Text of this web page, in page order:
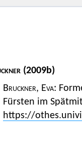
(2009b)
Bruckner, Eva:
Fürsten im
https://